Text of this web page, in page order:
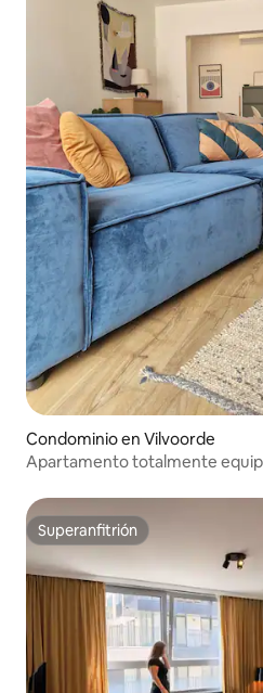
Condominio en Vilvoorde
Apartamento totalmente
Superanfitrión
Superanfitrión